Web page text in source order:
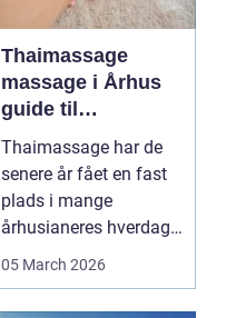
Thaimassage
massage i Århus
guide til
afslapning,
smidighed og
bedre velvære
Thaimassage har de
senere år fået en fast
plads i mange
århusianeres hverdag.
Flere bruger den både
05 March 2026